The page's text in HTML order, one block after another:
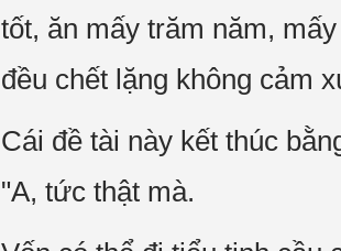
tốt, ăn mấy trăm năm,
đều chết lặng không cảm
Cái đề tài này kết thúc
"A, tức thật mà.